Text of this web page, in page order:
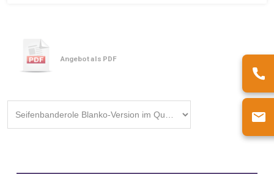
Angebot als PDF